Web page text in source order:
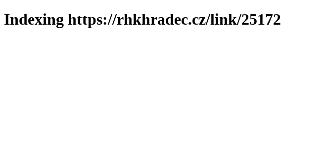
Indexing https://rhkhradec.cz/link/25172